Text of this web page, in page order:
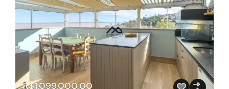
R$1.099.000,00